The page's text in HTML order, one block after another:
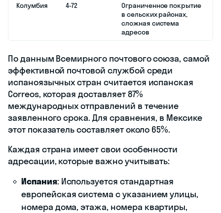
Колумбия
4-72
Ограниченное покрытие
в сельских районах,
сложная система
адресов
По данным Всемирного почтового союза, самой
эффективной почтовой службой среди
испаноязычных стран считается испанская
Correos, которая доставляет 87%
международных отправлений в течение
заявленного срока. Для сравнения, в Мексике
этот показатель составляет около 65%.
Каждая страна имеет свои особенности
адресации, которые важно учитывать:
Испания: Используется стандартная
европейская система с указанием улицы,
номера дома, этажа, номера квартиры,